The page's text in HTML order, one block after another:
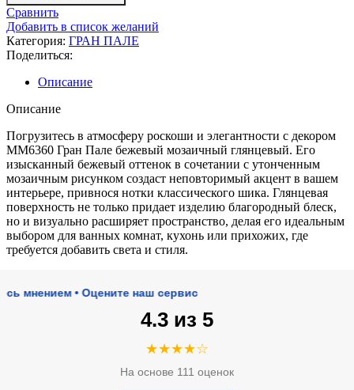
Сравнить
Добавить в список желаний
Категория: ГРАН ПАЛЕ
Поделиться:
Описание
Описание
Погрузитесь в атмосферу роскоши и элегантности с декором
MM6360 Гран Пале бежевый мозаичный глянцевый. Его
изысканный бежевый оттенок в сочетании с утонченным
мозаичным рисунком создаст неповторимый акцент в вашем
интерьере, привнося нотки классического шика. Глянцевая
поверхность не только придает изделию благородный блеск,
но и визуально расширяет пространство, делая его идеальным
выбором для ванных комнат, кухонь или прихожих, где
требуется добавить света и стиля.
• Оцените наш сервис
4.3 из 5
★★★★☆
На основе 111 оценок